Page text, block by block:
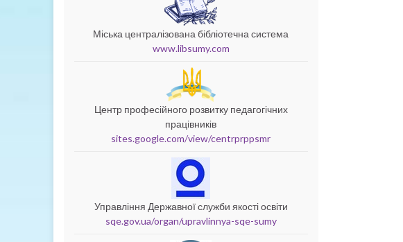
Міська централізована бібліотечна система
www.libsumy.com
Центр професійного розвитку педагогічних
працівників
sites.google.com/view/centrprppsmr
Управління Державної служби якості освіти
sqe.gov.ua/organ/upravlinnya-sqe-sumy